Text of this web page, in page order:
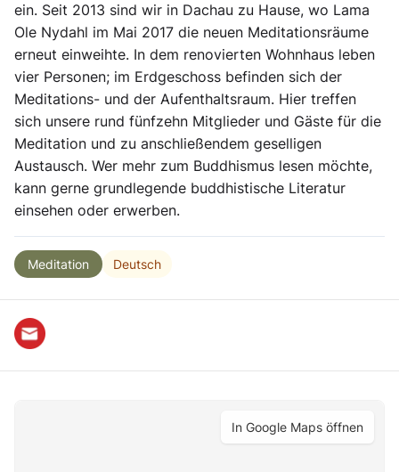
ein. Seit 2013 sind wir in Dachau zu Hause, wo Lama
Ole Nydahl im Mai 2017 die neuen Meditationsräume
erneut einweihte. In dem renovierten Wohnhaus leben
vier Personen; im Erdgeschoss befinden sich der
Meditations- und der Aufenthaltsraum. Hier treffen
sich unsere rund fünfzehn Mitglieder und Gäste für die
Meditation und zu anschließendem geselligen
Austausch. Wer mehr zum Buddhismus lesen möchte,
kann gerne grundlegende buddhistische Literatur
einsehen oder erwerben.
Meditation Deutsch
In Google Maps öffnen